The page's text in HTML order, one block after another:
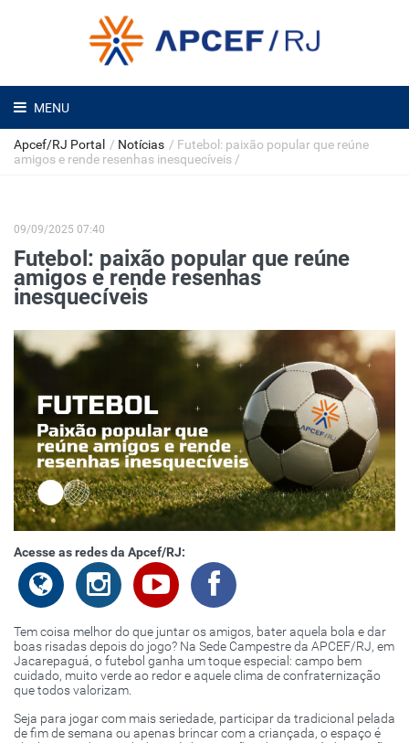
MENU
Apcef/RJ Portal / Notícias / Futebol: paixão popular que reúne
amigos e rende resenhas inesquecíveis /
09/09/2025 07:40
Futebol: paixão popular que reúne
amigos e rende resenhas
inesquecíveis
Acesse as redes da Apcef/RJ:
Tem coisa melhor do que juntar os amigos, bater aquela bola e dar
boas risadas depois do jogo? Na Sede Campestre da APCEF/RJ, em
Jacarepaguá, o futebol ganha um toque especial: campo bem
cuidado, muito verde ao redor e aquele clima de confraternização
que todos valorizam.
Seja para jogar com mais seriedade, participar da tradicional pelada
de fim de semana ou apenas brincar com a criançada, o espaço é